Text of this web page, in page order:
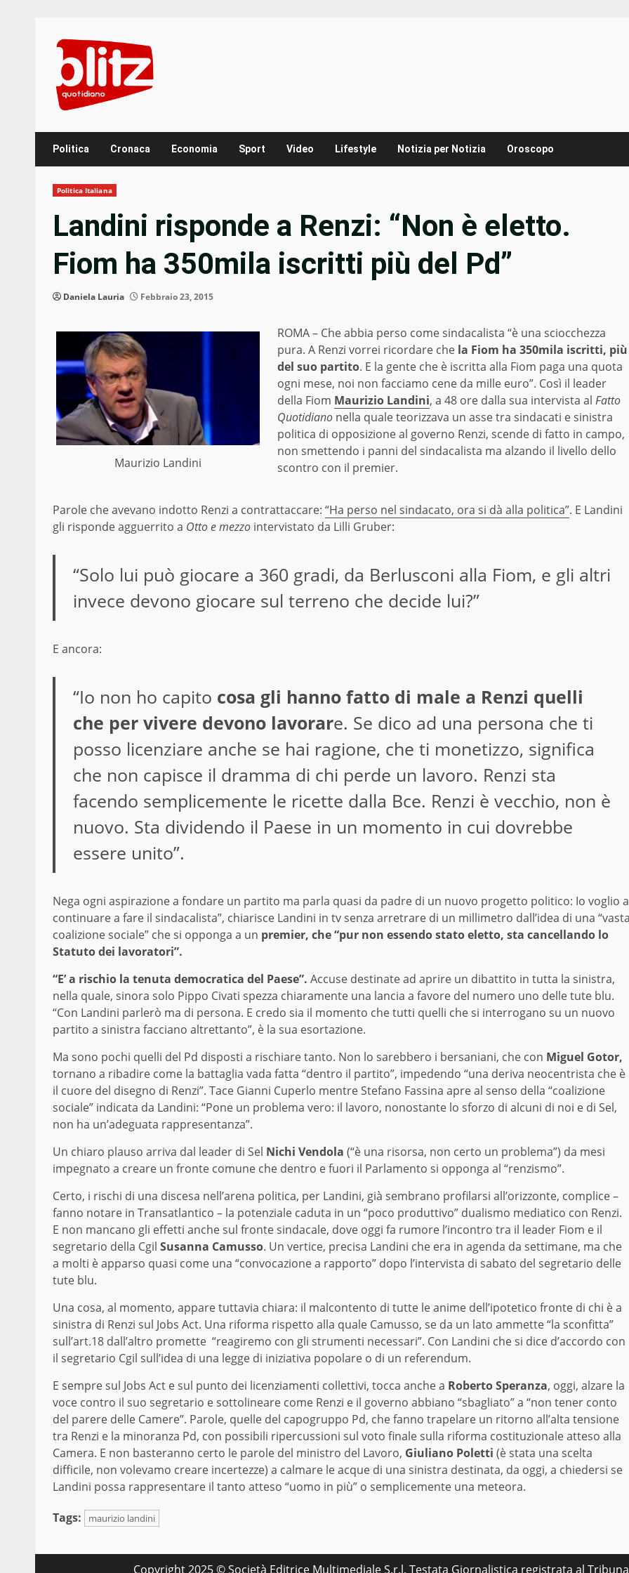
content
Politica Cronaca Economia Sport Video Lifestyle Notizia per Notizia Oroscopo
Politica Italiana
Landini risponde a Renzi: “Non è eletto.
Fiom ha 350mila iscritti più del Pd”
Daniela Lauria Febbraio 23, 2015
Maurizio Landini
ROMA – Che abbia perso come sindacalista “è una sciocchezza
pura. A Renzi vorrei ricordare che la Fiom ha 350mila iscritti, più
del suo partito. E la gente che è iscritta alla Fiom paga una quota
ogni mese, noi non facciamo cene da mille euro”. Così il leader
della Fiom Maurizio Landini, a 48 ore dalla sua intervista al Fatto
Quotidiano nella quale teorizzava un asse tra sindacati e sinistra
politica di opposizione al governo Renzi, scende di fatto in campo,
non smettendo i panni del sindacalista ma alzando il livello dello
scontro con il premier.
Parole che avevano indotto Renzi a contrattaccare: “Ha perso nel sindacato, ora si dà alla politica”. E Landini
gli risponde agguerrito a Otto e mezzo intervistato da Lilli Gruber:
“Solo lui può giocare a 360 gradi, da Berlusconi alla Fiom, e gli altri
invece devono giocare sul terreno che decide lui?”
E ancora:
“Io non ho capito cosa gli hanno fatto di male a Renzi quelli
che per vivere devono lavorare. Se dico ad una persona che ti
posso licenziare anche se hai ragione, che ti monetizzo, significa
che non capisce il dramma di chi perde un lavoro. Renzi sta
facendo semplicemente le ricette dalla Bce. Renzi è vecchio, non è
nuovo. Sta dividendo il Paese in un momento in cui dovrebbe
essere unito”.
Nega ogni aspirazione a fondare un partito ma parla quasi da padre di un nuovo progetto politico: Io voglio a
continuare a fare il sindacalista”, chiarisce Landini in tv senza arretrare di un millimetro dall’idea di una
coalizione sociale” che si opponga a un premier, che “pur non essendo stato eletto, sta cancellando lo
Statuto dei lavoratori”.
“E’ a rischio la tenuta democratica del Paese”. Accuse destinate ad aprire un dibattito in tutta la sinistra,
nella quale, sinora solo Pippo Civati spezza chiaramente una lancia a favore del numero uno delle tute blu.
“Con Landini parlerò ma di persona. E credo sia il momento che tutti quelli che si interrogano su un nuovo
partito a sinistra facciano altrettanto”, è la sua esortazione.
Ma sono pochi quelli del Pd disposti a rischiare tanto. Non lo sarebbero i bersaniani, che con Miguel Gotor,
tornano a ribadire come la battaglia vada fatta “dentro il partito”, impedendo “una deriva neocentrista che è
il cuore del disegno di Renzi”. Tace Gianni Cuperlo mentre Stefano Fassina apre al senso della “coalizione
sociale” indicata da Landini: “Pone un problema vero: il lavoro, nonostante lo sforzo di alcuni di noi e di Sel,
non ha un’adeguata rappresentanza”.
Un chiaro plauso arriva dal leader di Sel Nichi Vendola (“è una risorsa, non certo un problema”) da mesi
impegnato a creare un fronte comune che dentro e fuori il Parlamento si opponga al “renzismo”.
Certo, i rischi di una discesa nell’arena politica, per Landini, già sembrano profilarsi all’orizzonte, complice –
fanno notare in Transatlantico – la potenziale caduta in un “poco produttivo” dualismo mediatico con Renzi.
E non mancano gli effetti anche sul fronte sindacale, dove oggi fa rumore l’incontro tra il leader Fiom e il
segretario della Cgil Susanna Camusso. Un vertice, precisa Landini che era in agenda da settimane, ma che
a molti è apparso quasi come una “convocazione a rapporto” dopo l’intervista di sabato del segretario delle
tute blu.
Una cosa, al momento, appare tuttavia chiara: il malcontento di tutte le anime dell’ipotetico fronte di chi è a
sinistra di Renzi sul Jobs Act. Una riforma rispetto alla quale Camusso, se da un lato ammette “la sconfitta”
sull’art.18 dall’altro promette “reagiremo con gli strumenti necessari”. Con Landini che si dice d’accordo con
il segretario Cgil sull’idea di una legge di iniziativa popolare o di un referendum.
E sempre sul Jobs Act e sul punto dei licenziamenti collettivi, tocca anche a Roberto Speranza, oggi, alzare la
voce contro il suo segretario e sottolineare come Renzi e il governo abbiano “sbagliato” a “non tener conto
del parere delle Camere”. Parole, quelle del capogruppo Pd, che fanno trapelare un ritorno all’alta tensione
tra Renzi e la minoranza Pd, con possibili ripercussioni sul voto finale sulla riforma costituzionale atteso alla
Camera. E non basteranno certo le parole del ministro del Lavoro, Giuliano Poletti (è stata una scelta
difficile, non volevamo creare incertezze) a calmare le acque di una sinistra destinata, da oggi, a chiedersi se
Landini possa rappresentare il tanto atteso “uomo in più” o semplicemente una meteora.
Tags:
maurizio landini
Copyright 2025 © Società Editrice Multimediale S.r.l. Testata Giornalistica registrata al